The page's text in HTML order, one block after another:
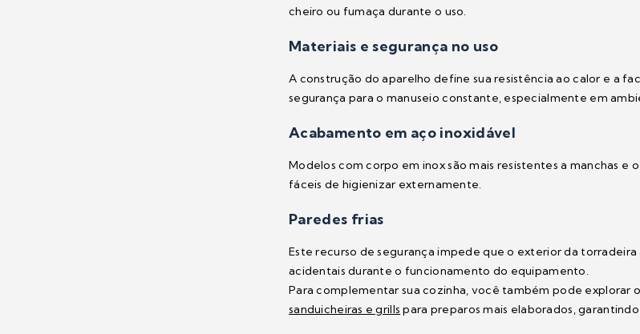
cheiro ou fumaça durante o uso.
Materiais e segurança no uso
A construção do aparelho define sua resistência ao calor e a
segurança para o manuseio constante, especialmente em
Acabamento em aço inoxidável
Modelos com corpo em inox são mais resistentes a manchas
fáceis de higienizar externamente.
Paredes frias
Este recurso de segurança impede que o exterior da
acidentais durante o funcionamento do equipamento.
Para complementar sua cozinha, você também pode explorar
sanduicheiras e grills para preparos mais elaborados,